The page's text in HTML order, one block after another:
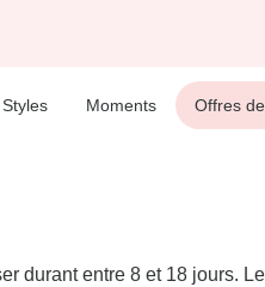
Styles Moments Offres
durant entre 8 et 18 jours.